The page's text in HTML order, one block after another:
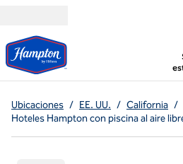
Ubicaciones / EE. UU. / California /
Hoteles Hampton con piscina al aire